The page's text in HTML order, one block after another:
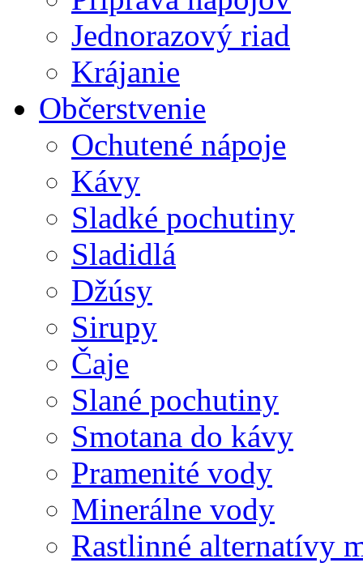
Jednorazový riad
Krájanie
Občerstvenie
Ochutené nápoje
Kávy
Sladké pochutiny
Sladidlá
Džúsy
Sirupy
Čaje
Slané pochutiny
Smotana do kávy
Pramenité vody
Minerálne vody
Rastlinné alternatívy